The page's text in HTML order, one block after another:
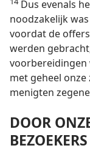
Dus evenals
noodzakelijk
voordat de
werden
voorbereidingen
met geheel
menigten
DOOR